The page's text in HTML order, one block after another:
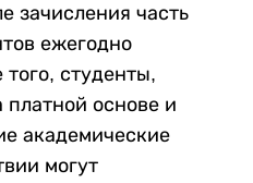
зачисления часть
ежегодно
студенты,
основе и
академические
могут